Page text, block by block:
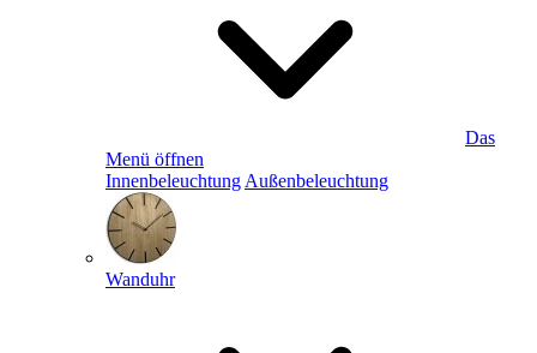
Das
Menü öffnen
Innenbeleuchtung Außenbeleuchtung
Wanduhr